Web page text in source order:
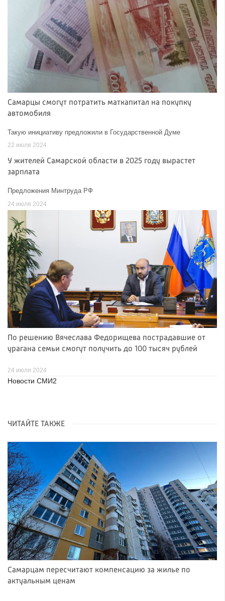
Самарцы смогут потратить маткапитал на покупку
автомобиля
Такую инициативу предложили в Государственной Думе
22 июля 2024
У жителей Самарской области в 2025 году вырастет
зарплата
Предложения Минтруда РФ
24 июля 2024
По решению Вячеслава Федорищева пострадавшие от
урагана семьи смогут получить до 100 тысяч рублей
24 июля 2024
Новости СМИ2
ЧИТАЙТЕ ТАКЖЕ
Самарцам пересчитают компенсацию за жилье по
актуальным ценам